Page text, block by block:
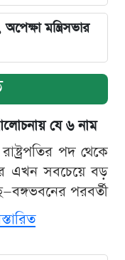
মন্ত্রিসভার
যে ৬ নাম
পদ থেকে
এখন সবচেয়ে বড়
পরবর্তী